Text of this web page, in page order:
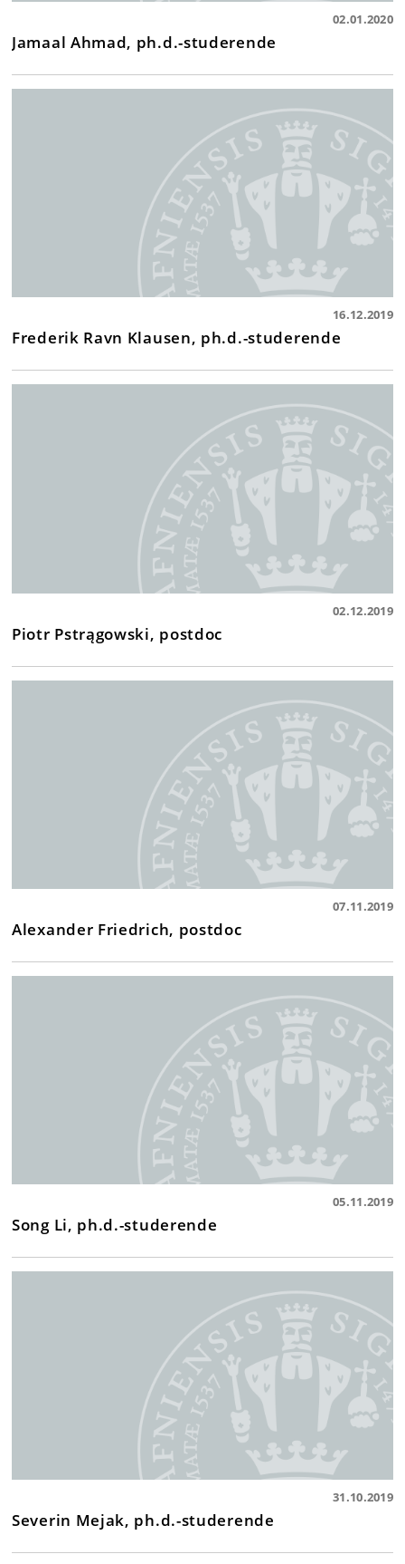
02.01.2020
Jamaal Ahmad, ph.d.-studerende
16.12.2019
Frederik Ravn Klausen, ph.d.-studerende
02.12.2019
Piotr Pstrągowski, postdoc
07.11.2019
Alexander Friedrich, postdoc
05.11.2019
Song Li, ph.d.-studerende
31.10.2019
Severin Mejak, ph.d.-studerende